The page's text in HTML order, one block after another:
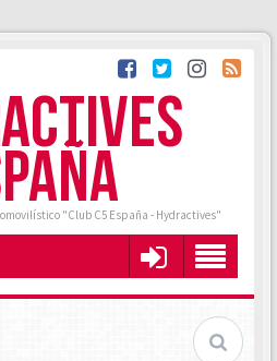
"Club C5 España - Hydractives"